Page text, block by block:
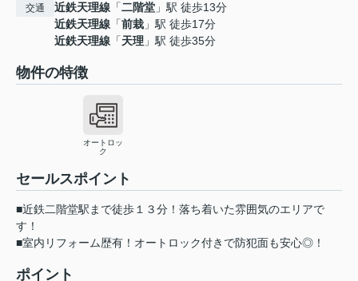
交通 近鉄天理線 「二階堂 」駅 徒歩13分
近鉄天理線 「前栽 」駅 徒歩17分
近鉄天理線 「天理 」駅 徒歩35分
物件の特徴
オートロッ
ク
セールスポイント
■近鉄二階堂駅まで徒歩１３分！落ち着いた雰囲気のエリアで
す！
■室内リフォーム歴有！オートロック付きで防犯面も安心◎！
ポイント